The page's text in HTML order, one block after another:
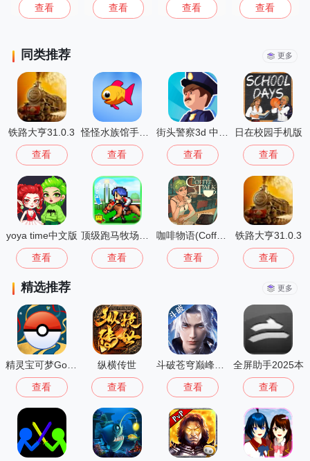
查看 查看 查看 查看
同类推荐 更多
铁路大亨31.0.3
查看 查看 查看
日在校园手机版
查看
yoya time中文版
查看
顶级跑马牧场修改版
查看
咖啡物语(CoffeeTalk)
查看
铁路大亨31.0.3
查看
精选推荐 更多
查看
纵横传世
查看 查看
全屏助手2025本
查看